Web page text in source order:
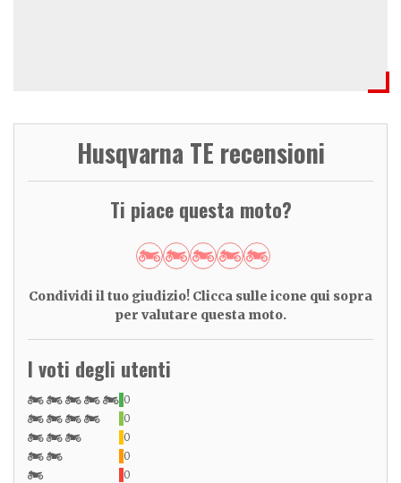
Husqvarna TE recensioni
Ti piace questa moto?
Condividi il tuo giudizio! Clicca sulle icone qui sopra
per valutare questa moto.
I voti degli utenti
0
0
0
0
0